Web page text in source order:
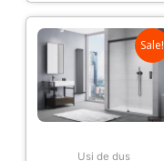
Sale!
Usi de dus